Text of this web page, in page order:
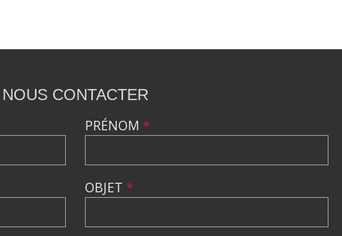
NOUS CONTACTER
PRÉNOM *
OBJET *